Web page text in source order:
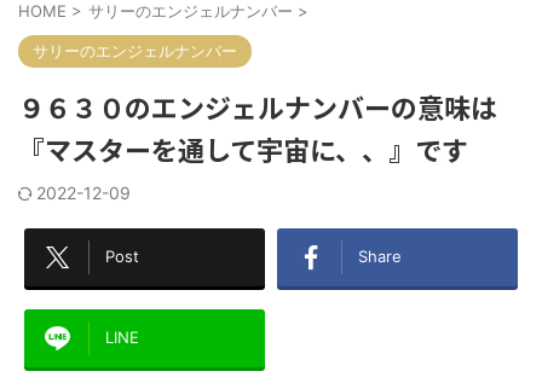
HOME > サリーのエンジェルナンバー >
サリーのエンジェルナンバー
９６３０のエンジェルナンバーの意味は
『マスターを通して宇宙に、、』です
2022-12-09
Post Share
LINE